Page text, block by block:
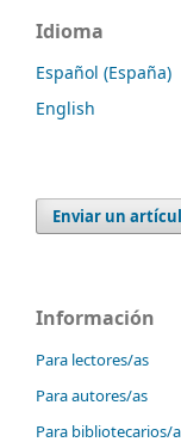
Idioma
Español (España)
English
Enviar un
Información
Para lectores/as
Para autores/as
Para bibliotecarios/